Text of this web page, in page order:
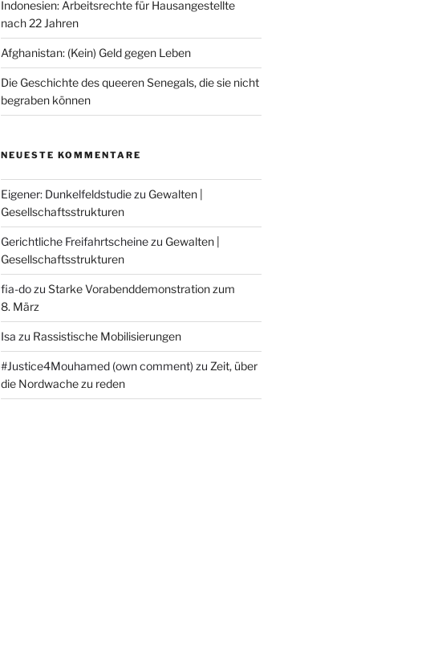
Indonesien: Arbeitsrechte für Hausangestellte
nach 22 Jahren
Afghanistan: (Kein) Geld gegen Leben
Die Geschichte des queeren Senegals, die sie nicht
begraben können
NEUESTE KOMMENTARE
Eigener: Dunkelfeldstudiezu Gewalten |
Gesellschaftsstrukturen
Gerichtliche Freifahrtscheinezu Gewalten |
Gesellschaftsstrukturen
fia-dozu Starke Vorabenddemonstration zum
8. März
Isa zu Rassistische Mobilisierungen
#Justice4Mouhamed (own comment) zu Zeit, über
die Nordwache zu reden